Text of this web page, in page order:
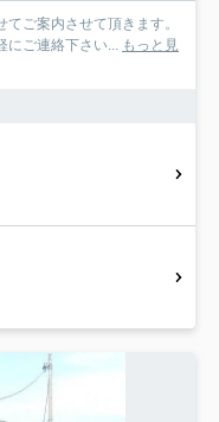
ご案内させて頂きます。
にご連絡下さい... もっと見